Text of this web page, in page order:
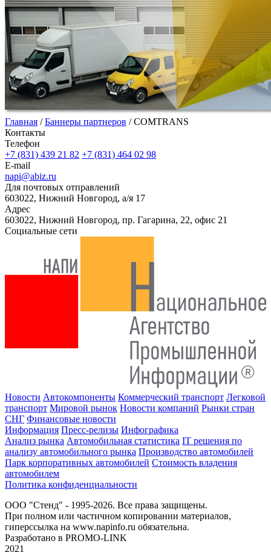
Главная /Баннеры партнеров /COMTRANS
Контакты
Телефон
+7 (831) 439 21 82 +7 (831) 464 02 98
E-mail
napi@abiz.ru
Для почтовых отправлений
603022, Нижний Новгород, а/я 17
Адрес
603022, Нижний Новгород, пр. Гагарина, 22, офис 21
Социальные сети
Новости Автокомпоненты Коммерческий транспорт Легковой
транспорт Мировой рынок Новости компаний Рынки стран
СНГ Финансовые новости
Информация Пресс-релизы Инфографика
Анализ рынка Автомобильная статистика IT решения по
анализу автомобильного рынка Производство автомобилей
Парк корпоративных автомобилей Стоимость владения
автомобилем
Политика конфиденциальности
ООО "Стенд" - 1995-2026. Все права защищены.
При полном или частичном копировании материалов,
гиперссылка на www.napinfo.ru обязательна.
Разработано в PROMO-LINK
2021